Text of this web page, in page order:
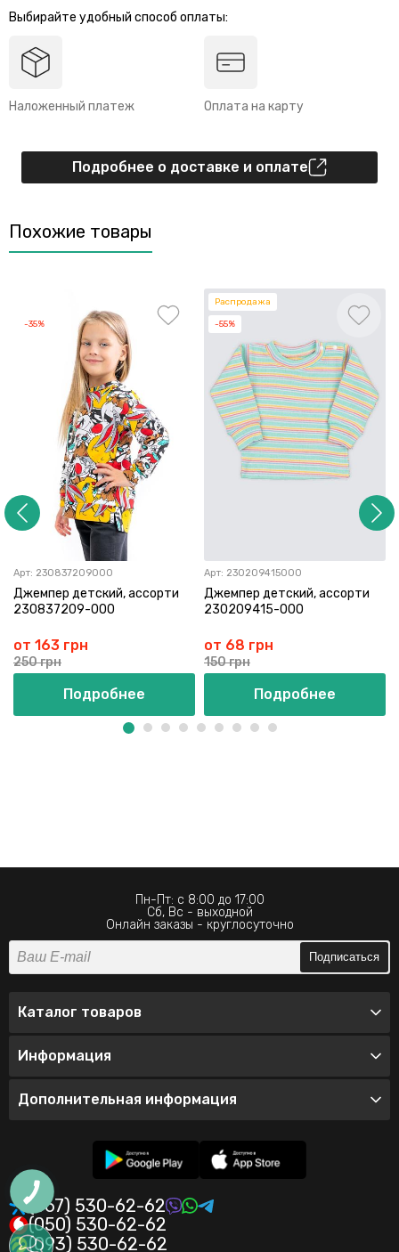
Выбирайте удобный способ оплаты:
Наложенный платеж Оплата на карту
Подробнее о доставке и оплате
Похожие товары
-35%
Арт: 230837209000
Джемпер детский, ассорти
230837209-000
от 163 грн
250 грн
Подробнее
Распродажа
-55%
Арт: 230209415000
Джемпер детский, ассорти
230209415-000
от 68 грн
150 грн
Подробнее
Пн-Пт: с 8:00 до 17:00
Сб, Вс - выходной
Онлайн заказы - круглосуточно
Подписаться
Каталог товаров
Информация
Дополнительная информация
(067) 530-62-62
(050) 530-62-62
(093) 530-62-62